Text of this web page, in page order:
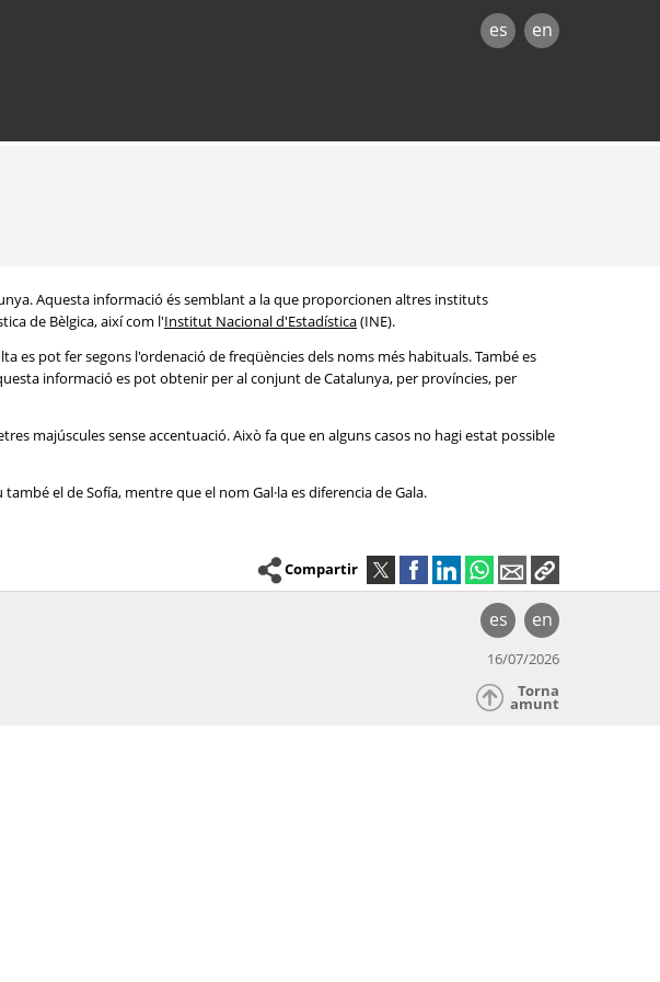
es en
Aquesta informació és semblant a la que proporcionen altres instituts
de Bèlgica, així com l'Institut Nacional d'Estadística(INE).
es pot fer segons l'ordenació de freqüències dels noms més habituals. També es
informació es pot obtenir per al conjunt de Catalunya, per províncies, per
majúscules sense accentuació. Això fa que en alguns casos no hagi estat possible
el de Sofía, mentre que el nom Gal·la es diferencia de Gala.
Compartir
es en
16/07/2026
Torna
amunt